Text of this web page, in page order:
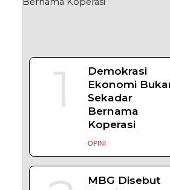
1
Demokrasi
Ekonomi Bukan
Sekadar
Koperasi
OPINI